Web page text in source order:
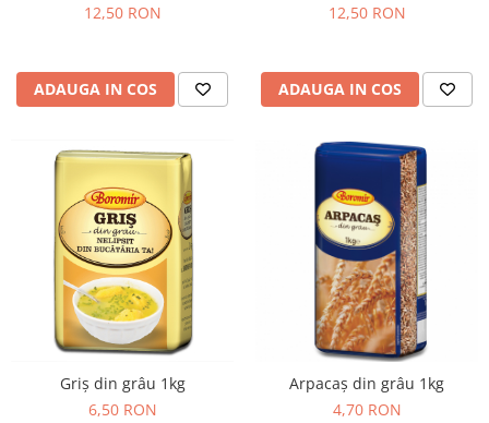
Biscuiti
Turta dulce
Turta dulce de Sibiu
Turta dulce cu miere
Croissant
Croissant Duofino
Croissant cu maia
Cornulete
Boromele
Cornulete fragede
12,50 RON
ADAUGA IN COS
12,50 RON
ADAUGA IN COS
Griș din grâu 1kg
6,50 RON
Arpacaș din grâu 1kg
4,70 RON